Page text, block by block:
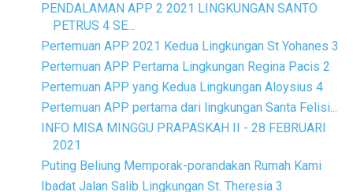
PENDALAMAN APP 2 2021 LINGKUNGAN SANTO
PETRUS 4 SE...
Pertemuan APP 2021 Kedua Lingkungan St Yohanes 3
Pertemuan APP Pertama Lingkungan Regina Pacis 2
Pertemuan APP yang Kedua Lingkungan Aloysius 4
Pertemuan APP pertama dari lingkungan Santa Felisi...
INFO MISA MINGGU PRAPASKAH II - 28 FEBRUARI
2021
Puting Beliung Memporak-porandakan Rumah Kami
Ibadat Jalan Salib Lingkungan St. Theresia 3